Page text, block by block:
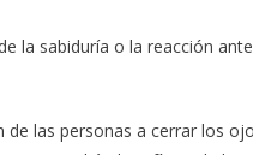
la sabiduría o la reacción
las personas a cerrar los